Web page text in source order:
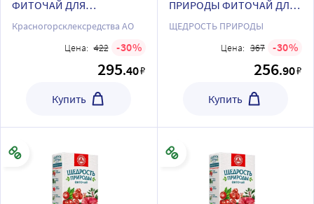
ФИТОЧАЙ ДЛЯ
УЛУЧШЕНИЯ
ЗЕЛЕНЫМ ЧАЕМ +
ЩЕДРОСТЬ ПРИРОДЫ
ПИЩЕВАРЕНИЯ фильтр-
Красногорсклексредства АО
Цена: 422 30
295.40₽
Купить
ПРИРОДЫ ФИТОЧАЙ ДЛЯ
ПИЩЕВАРЕНИЯ фильтр-
ПРИРОДЫ ФИТОЧАЙ
ОЧИЩАЮЩИЙ фильтр-
ЩЕДРОСТЬ ПРИРОДЫ
Цена: 367 30
256.90₽
Купить